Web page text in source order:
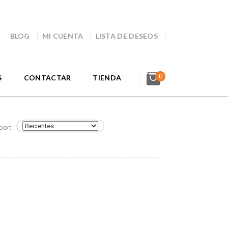
BLOG MI CUENTA LISTA DE DESEOS
CONTACTAR TIENDA 0